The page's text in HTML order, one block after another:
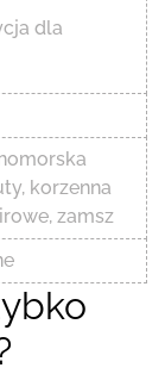
dla
korzenna
zamsz